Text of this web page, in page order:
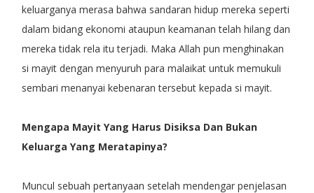
keluarganya merasa bahwa sandaran hidup mereka seperti
dalam bidang ekonomi ataupun keamanan telah hilang dan
mereka tidak rela itu terjadi. Maka Allah pun menghinakan
si mayit dengan menyuruh para malaikat untuk memukuli
sembari menanyai kebenaran tersebut kepada si mayit.
Mengapa Mayit Yang Harus Disiksa Dan Bukan
Keluarga Yang Meratapinya?
Muncul sebuah pertanyaan setelah mendengar penjelasan